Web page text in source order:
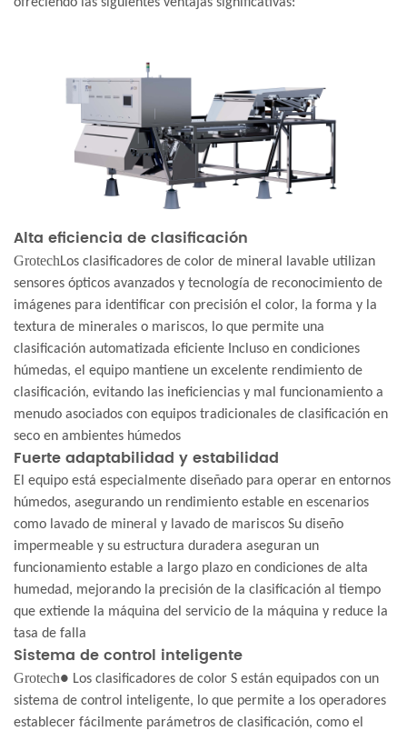
Alta eficiencia de clasificación
GrotechLos clasificadores de color de mineral lavable utilizan
sensores ópticos avanzados y tecnología de reconocimiento de
imágenes para identificar con precisión el color, la forma y la
textura de minerales o mariscos, lo que permite una
clasificación automatizada eficiente Incluso en condiciones
húmedas, el equipo mantiene un excelente rendimiento de
clasificación, evitando las ineficiencias y mal funcionamiento a
menudo asociados con equipos tradicionales de clasificación en
seco en ambientes húmedos
Fuerte adaptabilidad y estabilidad
El equipo está especialmente diseñado para operar en entornos
húmedos, asegurando un rendimiento estable en escenarios
como lavado de mineral y lavado de mariscos Su diseño
impermeable y su estructura duradera aseguran un
funcionamiento estable a largo plazo en condiciones de alta
humedad, mejorando la precisión de la clasificación al tiempo
que extiende la máquina del servicio de la máquina y reduce la
tasa de falla
Sistema de control inteligente
Grotech● Los clasificadores de color S están equipados con un
sistema de control inteligente, lo que permite a los operadores
establecer fácilmente parámetros de clasificación, como el